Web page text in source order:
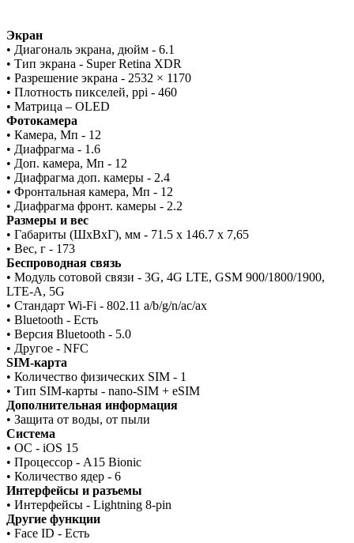
Экран
• Диагональ экрана, дюйм - 6.1
• Тип экрана - Super Retina XDR
• Разрешение экрана - 2532 × 1170
• Плотность пикселей, ppi - 460
• Матрица – OLED
Фотокамера
• Камера, Мп - 12
• Диафрагма - 1.6
• Доп. камера, Мп - 12
• Диафрагма доп. камеры - 2.4
• Фронтальная камера, Мп - 12
• Диафрагма фронт. камеры - 2.2
Размеры и вес
• Габариты (ШxВxГ), мм - 71.5 x 146.7 x 7,65
• Вес, г - 173
Беспроводная связь
• Модуль сотовой связи - 3G, 4G LTE, GSM 900/1800/1900,
LTE-A, 5G
• Стандарт Wi-Fi - 802.11 a/b/g/n/ac/ax
• Bluetooth - Есть
• Версия Bluetooth - 5.0
• Другое - NFC
SIM-карта
• Количество физических SIM - 1
• Тип SIM-карты - nano-SIM + eSIM
Дополнительная информация
• Защита от воды, от пыли
Система
• ОС - iOS 15
• Процессор - A15 Bionic
• Количество ядер - 6
Интерфейсы и разъемы
• Интерфейсы - Lightning 8-pin
Другие функции
• Face ID - Есть